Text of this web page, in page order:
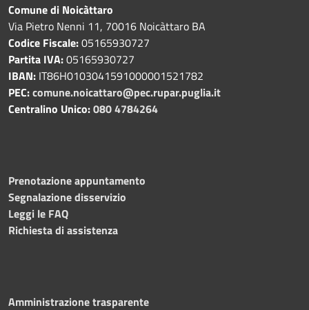
Comune di Noicàttaro
Via Pietro Nenni 11, 70016 Noicàttaro BA
Codice Fiscale:05165930727
Partita IVA:05165930727
IBAN: IT86H0103041591000001521782
PEC:comune.noicattaro@pec.rupar.puglia.it
Centralino Unico:080 4784264
Prenotazione appuntamento
Segnalazione disservizio
Leggi le FAQ
Richiesta di assistenza
Amministrazione trasparente